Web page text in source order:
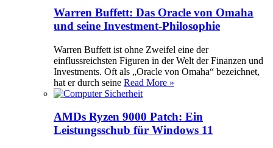
Warren Buffett: Das Oracle von Omaha
und seine Investment-Philosophie
Warren Buffett ist ohne Zweifel eine der
einflussreichsten Figuren in der Welt der Finanzen und
Investments. Oft als „Oracle von Omaha“ bezeichnet,
hat er durch seine Read More »
AMDs Ryzen 9000 Patch: Ein
Leistungsschub für Windows 11